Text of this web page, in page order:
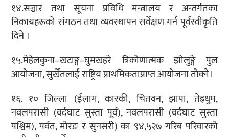
१४.सञ्चार तथा सूचना प्रविधि मन्त्रालय र अन्तर्गतका
निकायहरूको संगठन तथा व्यवस्थापन सर्वेक्षण गर्न पूर्वस्वीकृति
दिने ।
१५.मेहेलकुना–खटाङ्ग–घुमखहरे त्रिकोणात्मक झोलुङ्गे पुल
आयोजना, सुर्खेतलाई राष्ट्रिय प्राथमिकताप्राप्त आयोजना तोक्ने।
१६. १० जिल्ला (ईलाम, कास्की, चितवन, झापा, तेह्रथुम,
नवलपरासी (वर्दघाट सुस्ता पूर्व), नवलपरासी (वर्दघाट सुस्ता
पश्चिम), पर्वत, मोरङ र सुनसरी) का ९४,५२७ गरिब परिवारको